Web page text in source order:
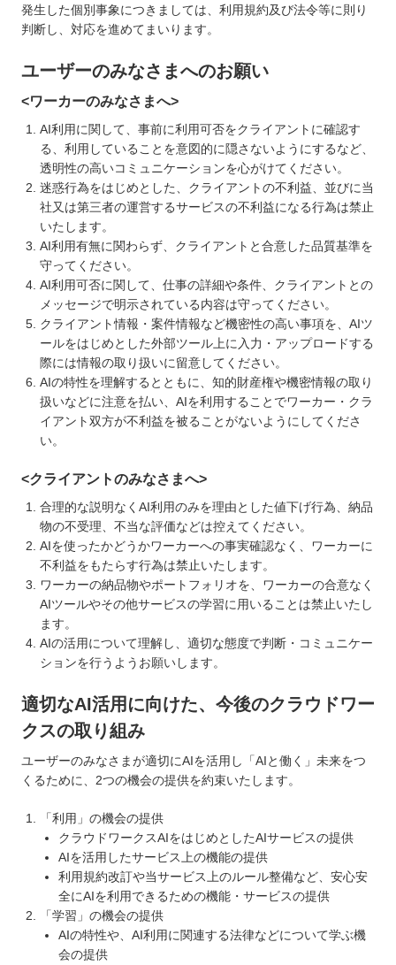
発生した個別事象につきましては、利用規約及び法令等に則り
判断し、対応を進めてまいります。
ユーザーのみなさまへのお願い
<ワーカーのみなさまへ>
AI利用に関して、事前に利用可否をクライアントに確認す
る、利用していることを意図的に隠さないようにするなど、
透明性の高いコミュニケーションを心がけてください。
迷惑行為をはじめとした、クライアントの不利益、並びに当
社又は第三者の運営するサービスの不利益になる行為は禁止
いたします。
AI利用有無に関わらず、クライアントと合意した品質基準を
守ってください。
AI利用可否に関して、仕事の詳細や条件、クライアントとの
メッセージで明示されている内容は守ってください。
クライアント情報・案件情報など機密性の高い事項を、AIツ
ールをはじめとした外部ツール上に入力・アップロードする
際には情報の取り扱いに留意してください。
AIの特性を理解するとともに、知的財産権や機密情報の取り
扱いなどに注意を払い、AIを利用することでワーカー・クラ
イアント双方が不利益を被ることがないようにしてくださ
い。
<クライアントのみなさまへ>
合理的な説明なくAI利用のみを理由とした値下げ行為、納品
物の不受理、不当な評価などは控えてください。
AIを使ったかどうかワーカーへの事実確認なく、ワーカーに
不利益をもたらす行為は禁止いたします。
ワーカーの納品物やポートフォリオを、ワーカーの合意なく
AIツールやその他サービスの学習に用いることは禁止いたし
ます。
AIの活用について理解し、適切な態度で判断・コミュニケー
ションを行うようお願いします。
適切なAI活用に向けた、今後のクラウドワー
クスの取り組み
ユーザーのみなさまが適切にAIを活用し「AIと働く」未来をつ
くるために、2つの機会の提供を約束いたします。
「利用」の機会の提供
クラウドワークスAIをはじめとしたAIサービスの提供
AIを活用したサービス上の機能の提供
利用規約改訂や当サービス上のルール整備など、安心安
全にAIを利用できるための機能・サービスの提供
「学習」の機会の提供
AIの特性や、AI利用に関連する法律などについて学ぶ機
会の提供